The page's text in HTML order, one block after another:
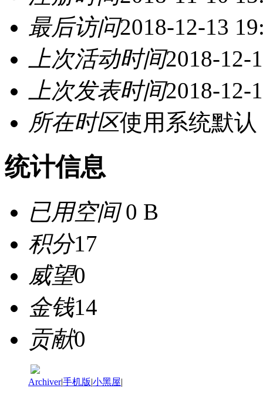
最后访问2018-12-13
上次活动时间2018-12-
上次发表时间2018-12-
所在时区使用系统默认
统计信息
已用空间0 B
积分17
威望0
金钱14
贡献0
Archiver|手机版|小黑屋|